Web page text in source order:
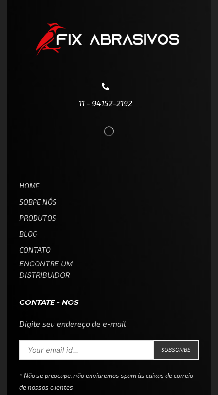
11 - 94152-2192
HOME
SOBRE NÓS
PRODUTOS
BLOG
CONTATO
ENCONTRE UM
DISTRIBUIDOR
CONTATE - NOS
Digite seu endereço de e-mail
* Não se preocupe, não enviaremos spam às caixas de correio
de nossos clientes